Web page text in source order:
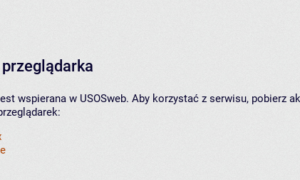
wspierana w USOSweb. Aby korzystać z serwisu, pobierz